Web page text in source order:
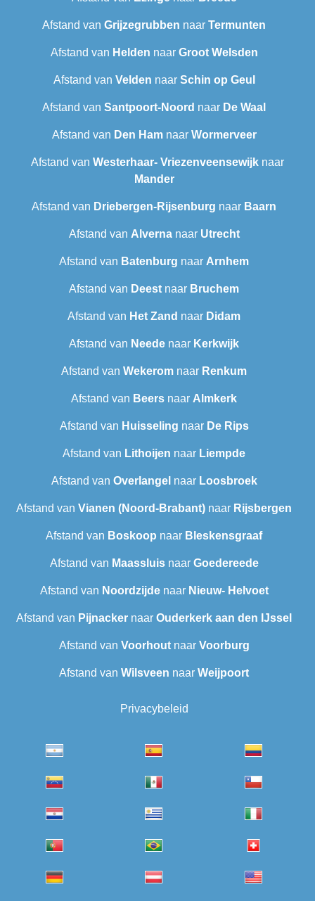
Afstand van Grijzegrubben naar Termunten
Afstand van Helden naar Groot Welsden
Afstand van Velden naar Schin op Geul
Afstand van Santpoort-Noord naar De Waal
Afstand van Den Hamnaar Wormerveer
Afstand van Westerhaar- Vriezenveensewijk naar
Mander
Afstand van Driebergen-Rijsenburg naar Baarn
Afstand van Alvernanaar Utrecht
Afstand van Batenburg naar Arnhem
Afstand van Deest naar Bruchem
Afstand van Het Zand naar Didam
Afstand van Neede naar Kerkwijk
Afstand van Wekerom naar Renkum
Afstand van Beers naar Almkerk
Afstand van Huisseling naar De Rips
Afstand van Lithoijen naar Liempde
Afstand van Overlangel naar Loosbroek
Afstand van Vianen (Noord-Brabant) naar Rijsbergen
Afstand van Boskoop naar Bleskensgraaf
Afstand van Maassluisnaar Goedereede
Afstand van Noordzijdenaar Nieuw- Helvoet
Afstand van Pijnacker naar Ouderkerk aan den IJssel
Afstand van Voorhoutnaar Voorburg
Afstand van Wilsveen‎ naar Weijpoort
Privacybeleid